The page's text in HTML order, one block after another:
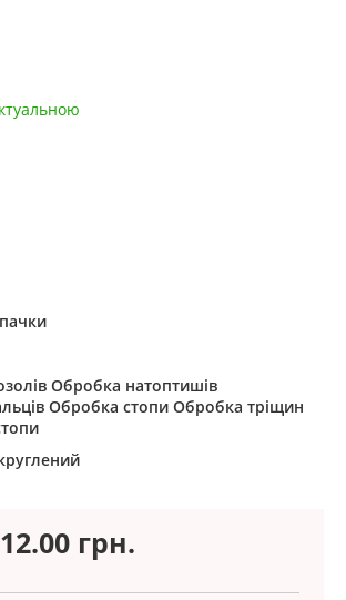
Обробка натоптишів
Обробка стопи Обробка тріщин
грн.